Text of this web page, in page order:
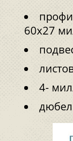
60х27
4-